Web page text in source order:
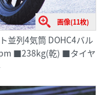
画像(11枚)
並列4気筒 DOHC4バル
■238kg(乾) ■タイヤ